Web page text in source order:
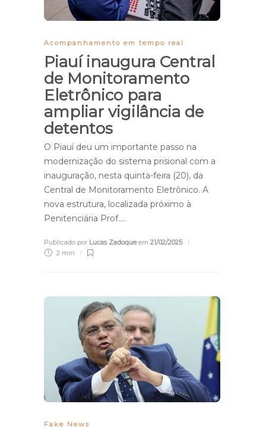
Acompanhamento em tempo real
Piauí inaugura Central
de Monitoramento
Eletrônico para
ampliar vigilância de
detentos
O Piauí deu um importante passo na
modernização do sistema prisional com a
inauguração, nesta quinta-feira (20), da
Central de Monitoramento Eletrônico. A
nova estrutura, localizada próximo à
Penitenciária Prof….
Publicado por Lucas Zadoqueem 21/02/2025
2 min
Fake News